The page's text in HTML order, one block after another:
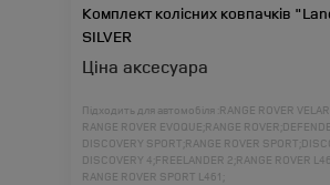
Комплект колісних ковпачків
SILVER
Ціна аксесуара
Підходить для автомобіля : RANGE ROVER VELAR;
RANGE ROVER EVOQUE; RANGE ROVER;
DISCOVERY SPORT; RANGE ROVER SPORT;
DISCOVERY 4; FREELANDER 2; RANGE ROVER
RANGE ROVER SPORT L461;